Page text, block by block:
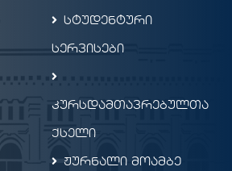
სტუდენტური
სერვისები
კურსდამთავრებულთა
ქსელი
ჟურნალი მოამბე